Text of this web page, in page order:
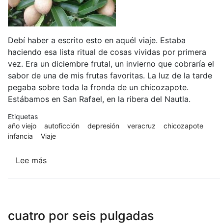
Debí haber a escrito esto en aquél viaje. Estaba
haciendo esa lista ritual de cosas vividas por primera
vez. Era un diciembre frutal, un invierno que cobraría el
sabor de una de mis frutas favoritas. La luz de la tarde
pegaba sobre toda la fronda de un chicozapote.
Estábamos en San Rafael, en la ribera del Nautla.
Etiquetas
año viejo
autoficción depresión veracruz
chicozapote
infancia
Viaje
Lee más
cuatro por seis pulgadas